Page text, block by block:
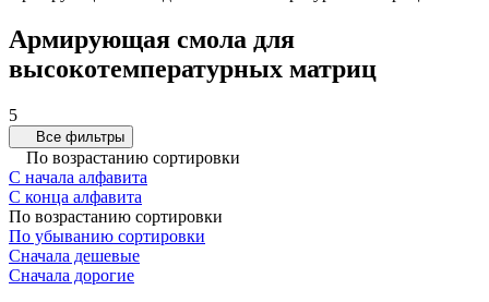
Армирующая смола для
высокотемпературных матриц
5
Все фильтры
По возрастанию сортировки
С начала алфавита
С конца алфавита
По возрастанию сортировки
По убыванию сортировки
Сначала дешевые
Сначала дорогие